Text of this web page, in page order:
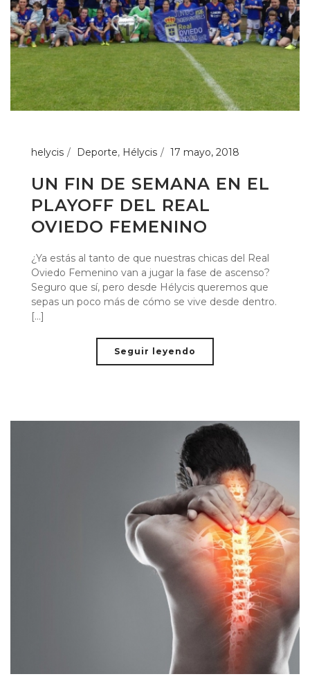
helycis Deporte, Hélycis 17 mayo, 2018
UN FIN DE SEMANA EN EL
PLAYOFF DEL REAL
OVIEDO FEMENINO
¿Ya estás al tanto de que nuestras chicas del Real
Oviedo Femenino van a jugar la fase de ascenso?
Seguro que sí, pero desde Hélycis queremos que
sepas un poco más de cómo se vive desde dentro.
[...]
Seguir leyendo